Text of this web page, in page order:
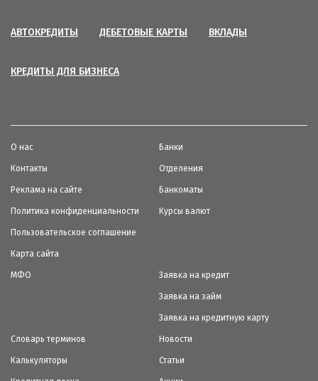
АВТОКРЕДИТЫ ДЕБЕТОВЫЕ КАРТЫ ВКЛАДЫ
КРЕДИТЫ ДЛЯ БИЗНЕСА
О нас
Контакты
Реклама на сайте
Политика конфиденциальности
Пользовательское соглашение
Карта сайта
Банки
Отделения
Банкоматы
Курсы валют
МФО Заявка на кредит
Заявка на займ
Заявка на кредитную карту
Словарь терминов
Калькуляторы
Новости
Статьи